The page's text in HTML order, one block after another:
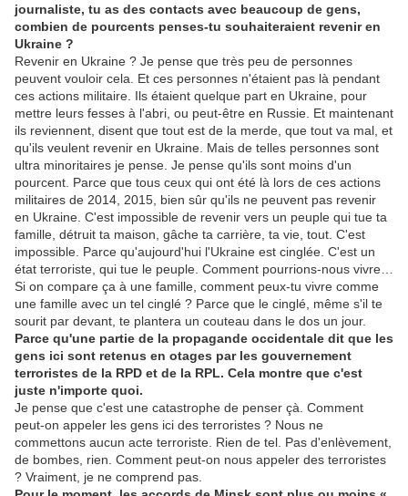
journaliste, tu as des contacts avec beaucoup de gens,
combien de pourcents penses-tu souhaiteraient revenir en
Ukraine ?
Revenir en Ukraine ? Je pense que très peu de personnes
peuvent vouloir cela. Et ces personnes n'étaient pas là pendant
ces actions militaire. Ils étaient quelque part en Ukraine, pour
mettre leurs fesses à l'abri, ou peut-être en Russie. Et maintenant
ils reviennent, disent que tout est de la merde, que tout va mal, et
qu'ils veulent revenir en Ukraine. Mais de telles personnes sont
ultra minoritaires je pense. Je pense qu'ils sont moins d'un
pourcent. Parce que tous ceux qui ont été là lors de ces actions
militaires de 2014, 2015, bien sûr qu'ils ne peuvent pas revenir
en Ukraine. C'est impossible de revenir vers un peuple qui tue ta
famille, détruit ta maison, gâche ta carrière, ta vie, tout. C'est
impossible. Parce qu'aujourd'hui l'Ukraine est cinglée. C'est un
état terroriste, qui tue le peuple. Comment pourrions-nous vivre…
Si on compare ça à une famille, comment peux-tu vivre comme
une famille avec un tel cinglé ? Parce que le cinglé, même s'il te
sourit par devant, te plantera un couteau dans le dos un jour.
Parce qu'une partie de la propagande occidentale dit que les
gens ici sont retenus en otages par les gouvernement
terroristes de la RPD et de la RPL. Cela montre que c'est
juste n'importe quoi.
Je pense que c'est une catastrophe de penser çà. Comment
peut-on appeler les gens ici des terroristes ? Nous ne
commettons aucun acte terroriste. Rien de tel. Pas d'enlèvement,
de bombes, rien. Comment peut-on nous appeler des terroristes
? Vraiment, je ne comprend pas.